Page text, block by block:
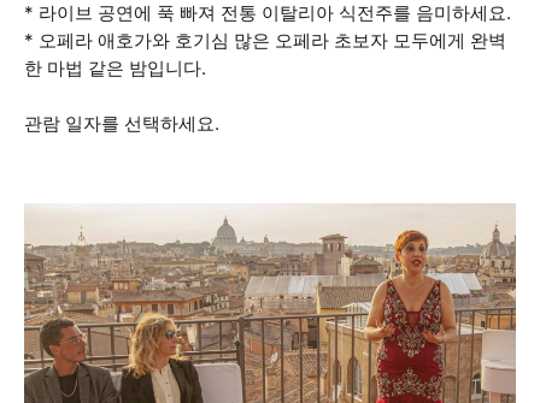
* 라이브 공연에 푹 빠져 전통 이탈리아 식전주를 음미하세요.
* 오페라 애호가와 호기심 많은 오페라 초보자 모두에게 완벽
한 마법 같은 밤입니다.
관람 일자를 선택하세요.